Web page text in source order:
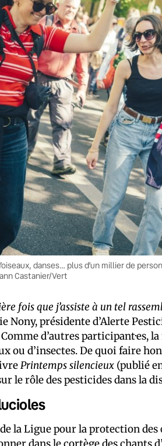
danses… plus d’un millier de
Castanier/Vert
fois que j’assiste à un tel
Nony, présidente d’Alerte
d’autres participant·es,
ou d’insectes. De quoi faire
Printemps silencieux (publié
le rôle des pesticides dans la
la Ligue pour la protection